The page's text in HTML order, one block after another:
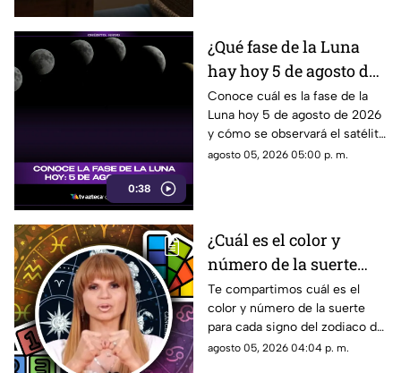
0:38
¿Qué fase de la Luna
hay hoy 5 de agosto de
2026? Descubre cómo
se verá el satélite esta
noche
Conoce cuál es la fase de la
Luna hoy 5 de agosto de 2026
y cómo se observará el satélite
natural durante la noche.
agosto 05, 2026 05:00 p. m.
¿Cuál es el color y
número de la suerte
HOY, 5 de agosto de
2026? Predicciones de
Mhoni Vidente para
cada signo este
Te compartimos cuál es el
color y número de la suerte
para cada signo del zodiaco de
acuerdo al horóscopo de
agosto 05, 2026 04:04 p. m.